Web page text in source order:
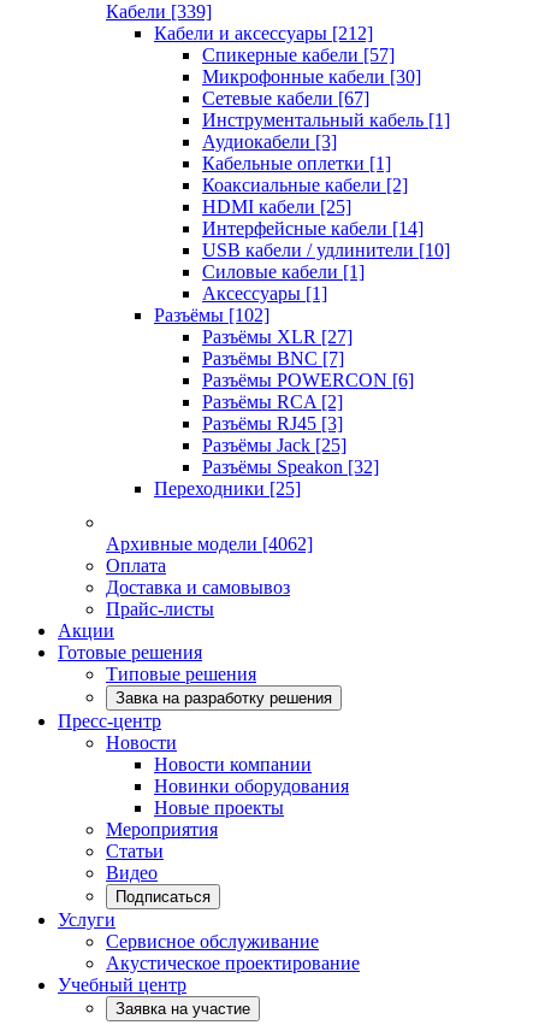
Кабели [339]
Кабели и аксессуары [212]
Спикерные кабели [57]
Микрофонные кабели [30]
Сетевые кабели [67]
Инструментальный кабель [1]
Аудиокабели [3]
Кабельные оплетки [1]
Коаксиальные кабели [2]
HDMI кабели [25]
Интерфейсные кабели [14]
USB кабели / удлинители [10]
Силовые кабели [1]
Аксессуары [1]
Разъёмы [102]
Разъёмы XLR [27]
Разъёмы BNC [7]
Разъёмы POWERCON [6]
Разъёмы RCA [2]
Разъёмы RJ45 [3]
Разъёмы Jack [25]
Разъёмы Speakon [32]
Переходники [25]
Архивные модели [4062]
Оплата
Доставка и самовывоз
Прайс-листы
Акции
Готовые решения
Типовые решения
Завка на разработку решения
Пресс-центр
Новости
Новости компании
Новинки оборудования
Новые проекты
Мероприятия
Статьи
Видео
Подписаться
Услуги
Сервисное обслуживание
Акустическое проектирование
Учебный центр
Заявка на участие